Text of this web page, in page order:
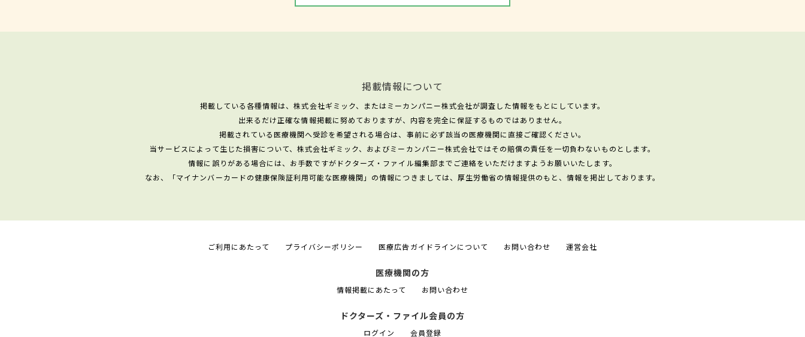
掲載情報について
掲載している各種情報は、株式会社ギミック、またはミーカンパニー株式会社が調査した情報をもとにしています。
出来るだけ正確な情報掲載に努めておりますが、内容を完全に保証するものではありません。
掲載されている医療機関へ受診を希望される場合は、事前に必ず該当の医療機関に直接ご確認ください。
当サービスによって生じた損害について、株式会社ギミック、およびミーカンパニー株式会社ではその賠償の責任を一切負わないものとします。
情報に誤りがある場合には、お手数ですがドクターズ・ファイル編集部までご連絡をいただけますようお願いいたします。
なお、「マイナンバーカードの健康保険証利用可能な医療機関」の情報につきましては、厚生労働省の情報提供のもと、情報を掲出しております。
ご利用にあたって プライバシーポリシー 医療広告ガイドラインについて お問い合わせ 運営会社
医療機関の方
情報掲載にあたって お問い合わせ
ドクターズ・ファイル会員の方
ログイン 会員登録